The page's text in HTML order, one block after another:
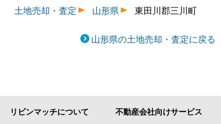
土地売却・査定
山形県 東田川郡三川町
山形県の土地売却・査定に戻る
リビンマッチについて 不動産会社向けサービス